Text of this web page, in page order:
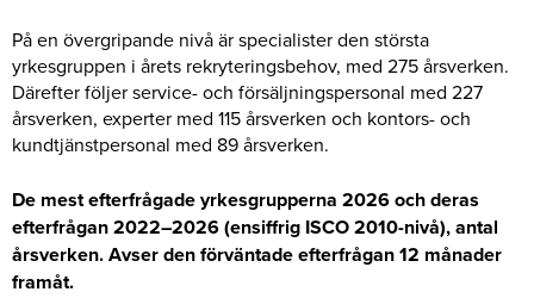
På en övergripande nivå är specialister den största
yrkesgruppen i årets rekryteringsbehov, med 275 årsverken.
Därefter följer service- och försäljningspersonal med 227
årsverken, experter med 115 årsverken och kontors- och
kundtjänstpersonal med 89 årsverken.
De mest efterfrågade yrkesgrupperna 2026 och deras
efterfrågan 2022–2026 (ensiffrig ISCO 2010-nivå), antal
årsverken. Avser den förväntade efterfrågan 12 månader
framåt.